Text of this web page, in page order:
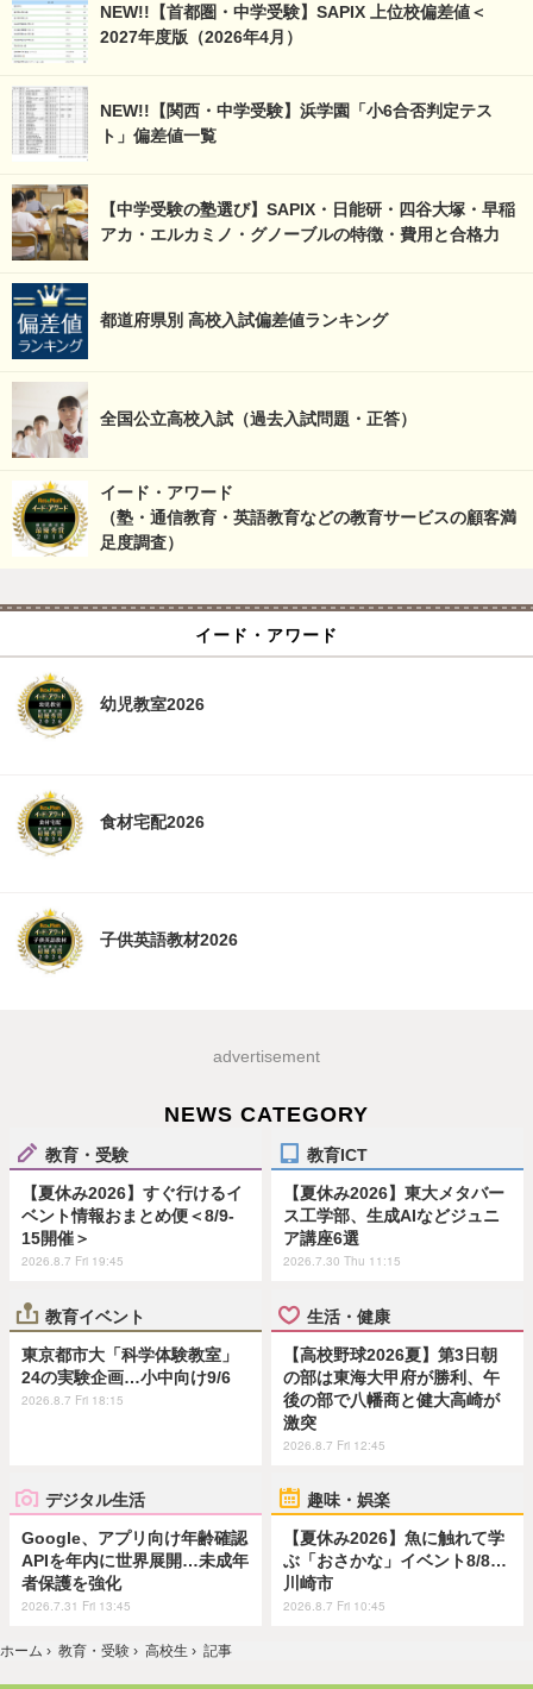
NEW!!【首都圏・中学受験】SAPIX 上位校偏差値＜
2027年度版（2026年4月）
NEW!!【関西・中学受験】浜学園「小6合否判定テス
ト」偏差値一覧
【中学受験の塾選び】SAPIX・日能研・四谷大塚・早稲
アカ・エルカミノ・グノーブルの特徴・費用と合格力
都道府県別 高校入試偏差値ランキング
全国公立高校入試（過去入試問題・正答）
イード・アワード
（塾・通信教育・英語教育などの教育サービスの顧客満
足度調査）
イード・アワード
幼児教室2026
食材宅配2026
子供英語教材2026
advertisement
NEWS CATEGORY
教育・受験
【夏休み2026】すぐ行けるイ
ベント情報おまとめ便＜8/9-
15開催＞
2026.8.7 Fri 19:45
教育ICT
【夏休み2026】東大メタバー
ス工学部、生成AIなどジュニ
ア講座6選
2026.7.30 Thu 11:15
教育イベント
東京都市大「科学体験教室」
24の実験企画…小中向け9/6
2026.8.7 Fri 18:15
生活・健康
【高校野球2026夏】第3日朝
の部は東海大甲府が勝利、午
後の部で八幡商と健大高崎が
激突
2026.8.7 Fri 12:45
デジタル生活
Google、アプリ向け年齢確認
APIを年内に世界展開…未成年
者保護を強化
2026.7.31 Fri 13:45
趣味・娯楽
【夏休み2026】魚に触れて学
ぶ「おさかな」イベント8/8…
川崎市
2026.8.7 Fri 10:45
ホーム › 教育・受験 › 高校生 › 記事